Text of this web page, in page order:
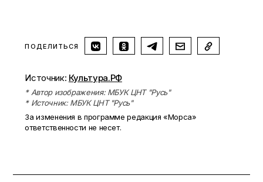
ПОДЕЛИТЬСЯ
Источник: Культура.РФ
* Автор изображения: МБУК ЦНТ "Русь"
* Источник: МБУК ЦНТ "Русь"
За изменения в программе редакция «Морса»
ответственности не несет.